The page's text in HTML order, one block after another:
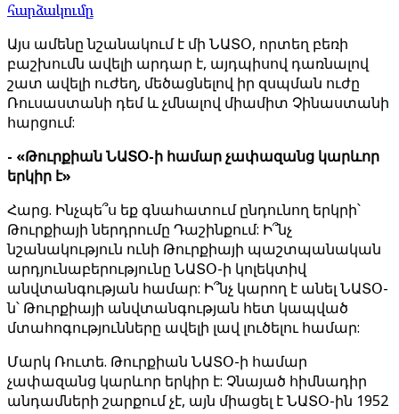
հարձակումը
Այս ամենը նշանակում է մի ՆԱՏՕ, որտեղ բեռի
բաշխումն ավելի արդար է, այդպիսով դառնալով
շատ ավելի ուժեղ, մեծացնելով իր զսպման ուժը
Ռուսաստանի դեմ և չմնալով միամիտ Չինաստանի
հարցում:
- «Թուրքիան ՆԱՏՕ-ի համար չափազանց կարևոր
երկիր է»
Հարց. Ինչպե՞ս եք գնահատում ընդունող երկրի՝
Թուրքիայի ներդրումը Դաշինքում: Ի՞նչ
նշանակություն ունի Թուրքիայի պաշտպանական
արդյունաբերությունը ՆԱՏՕ-ի կոլեկտիվ
անվտանգության համար: Ի՞նչ կարող է անել ՆԱՏՕ-
ն՝ Թուրքիայի անվտանգության հետ կապված
մտահոգությունները ավելի լավ լուծելու համար:
Մարկ Ռուտե. Թուրքիան ՆԱՏՕ-ի համար
չափազանց կարևոր երկիր է: Չնայած հիմնադիր
անդամների շարքում չէ, այն միացել է ՆԱՏՕ-ին 1952